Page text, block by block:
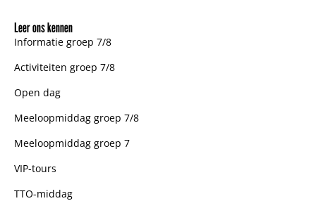
Leer ons kennen
Informatie groep 7/8
Activiteiten groep 7/8
Open dag
Meeloopmiddag groep 7/8
Meeloopmiddag groep 7
VIP-tours
TTO-middag